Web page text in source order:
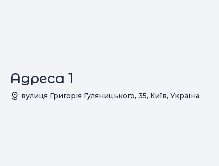
Адреса 1
вулиця Григорія Гуляницького, 35, Київ, Україна